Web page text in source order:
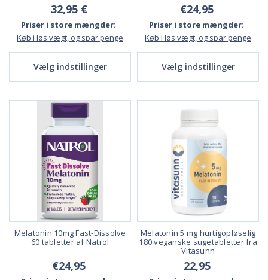
32,95 €
Priser i store mængder:
Køb i løs vægt, og spar penge
Vælg indstillinger
€24,95
Priser i store mængder:
Køb i løs vægt, og spar penge
Vælg indstillinger
Melatonin 10mg Fast-Dissolve
60 tabletter af Natrol
€24,95
Melatonin 5 mg hurtigopløselig
180 veganske sugetabletter fra
Vitasunn
22,95